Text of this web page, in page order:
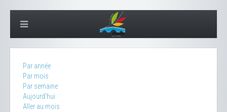
Par année
Par mois
Par semaine
Aujourd'hui
Aller au mois